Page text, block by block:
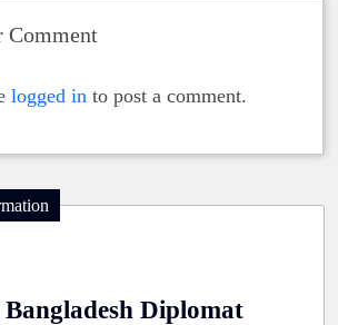
Comment
logged in to post a comment.
Bangladesh Diplomat